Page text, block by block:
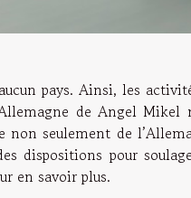
pays. Ainsi, les
de Angel Mikel
non seulement de
dispositions pour
en savoir plus.